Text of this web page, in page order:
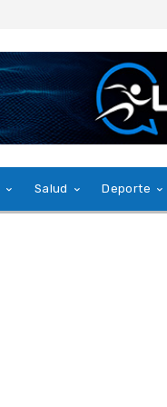
Salud Deporte